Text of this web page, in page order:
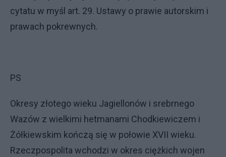
cytatu w myśl art. 29. Ustawy o prawie autorskim i
prawach pokrewnych.
PS
Okresy złotego wieku Jagiellonów i srebrnego
Wazów z wielkimi hetmanami Chodkiewiczem i
Żółkiewskim kończą się w połowie XVII wieku.
Rzeczpospolita wchodzi w okres ciężkich wojen